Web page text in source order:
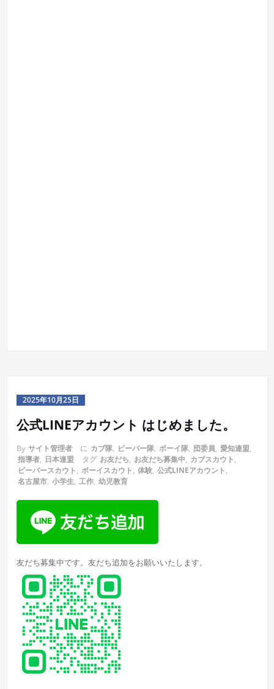
2025年10月25日
公式LINEアカウント はじめました。
By サイト管理者 に カブ隊, ビーバー隊, ボーイ隊, 団委員, 愛知連盟,
指導者, 日本連盟 タグ お友だち, お友だち募集中, カブスカウト,
ビーバースカウト, ボーイスカウト, 体験, 公式LINEアカウント,
名古屋市, 小学生, 工作, 幼児教育
友だち募集中です。友だち追加をお願いいたします。